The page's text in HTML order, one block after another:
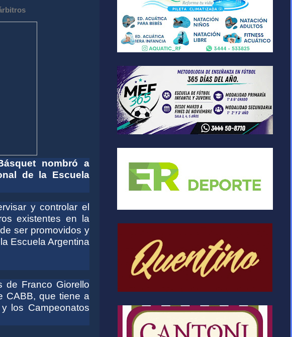
nombró a
de la Escuela
y controlar el
existentes en la
ser promovidos y
Escuela Argentina
de Franco Giorello
CABB, que tiene a
los Campeonatos